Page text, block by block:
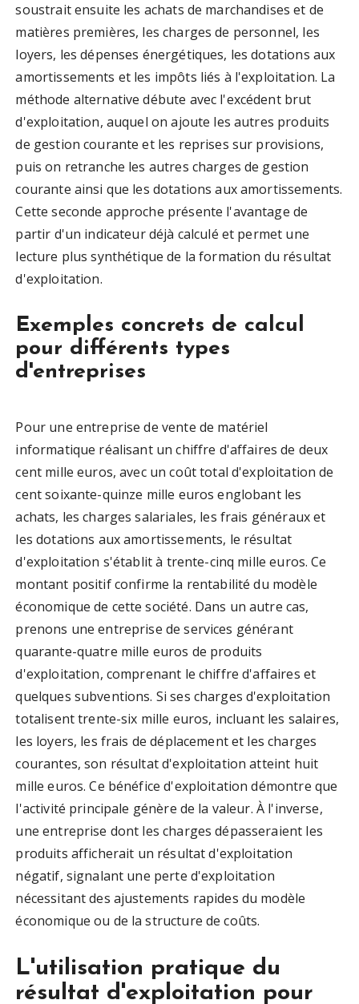
soustrait ensuite les achats de marchandises et de
matières premières, les charges de personnel, les
loyers, les dépenses énergétiques, les dotations aux
amortissements et les impôts liés à l'exploitation. La
méthode alternative débute avec l'excédent brut
d'exploitation, auquel on ajoute les autres produits
de gestion courante et les reprises sur provisions,
puis on retranche les autres charges de gestion
courante ainsi que les dotations aux amortissements.
Cette seconde approche présente l'avantage de
partir d'un indicateur déjà calculé et permet une
lecture plus synthétique de la formation du résultat
d'exploitation.
Exemples concrets de calcul
pour différents types
d'entreprises
Pour une entreprise de vente de matériel
informatique réalisant un chiffre d'affaires de deux
cent mille euros, avec un coût total d'exploitation de
cent soixante-quinze mille euros englobant les
achats, les charges salariales, les frais généraux et
les dotations aux amortissements, le résultat
d'exploitation s'établit à trente-cinq mille euros. Ce
montant positif confirme la rentabilité du modèle
économique de cette société. Dans un autre cas,
prenons une entreprise de services générant
quarante-quatre mille euros de produits
d'exploitation, comprenant le chiffre d'affaires et
quelques subventions. Si ses charges d'exploitation
totalisent trente-six mille euros, incluant les salaires,
les loyers, les frais de déplacement et les charges
courantes, son résultat d'exploitation atteint huit
mille euros. Ce bénéfice d'exploitation démontre que
l'activité principale génère de la valeur. À l'inverse,
une entreprise dont les charges dépasseraient les
produits afficherait un résultat d'exploitation
négatif, signalant une perte d'exploitation
nécessitant des ajustements rapides du modèle
économique ou de la structure de coûts.
L'utilisation pratique du
résultat d'exploitation pour